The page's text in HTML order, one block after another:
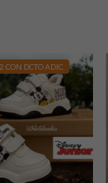
CON DCTO ADIC.